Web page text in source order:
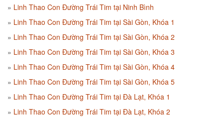
Linh Thao Con Đường Trái Tim tại Ninh Bình
Linh Thao Con Đường Trái Tim tại Sài Gòn, Khóa 1
Linh Thao Con Đường Trái Tim tại Sài Gòn, Khóa 2
Linh Thao Con Đường Trái Tim tại Sài Gòn, Khóa 3
Linh Thao Con Đường Trái Tim tại Sài Gòn, Khóa 4
Linh Thao Con Đường Trái Tim tại Sài Gòn, Khóa 5
Linh Thao Con Đường Trái Tim tại Đà Lạt, Khóa 1
Linh Thao Con Đường Trái Tim tại Đà Lạt, Khóa 2